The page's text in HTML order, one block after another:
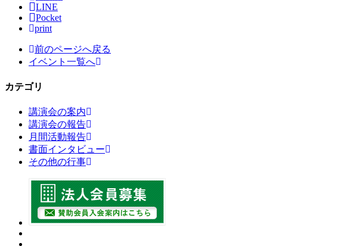
LINE
Pocket
print
前のページへ戻る
イベント一覧へ
カテゴリ
講演会の案内
講演会の報告
月間活動報告
書面インタビュー
その他の行事